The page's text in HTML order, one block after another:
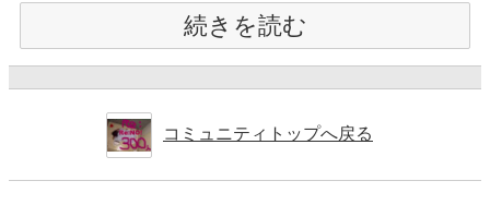
続きを読む
コミュニティトップへ戻る